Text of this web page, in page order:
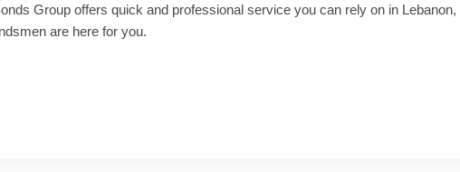
Group offers quick and professional service you can rely on in Lebanon,
are here for you.